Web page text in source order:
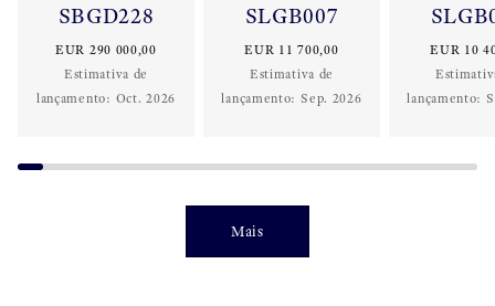
SBGD228
EUR 290 000,00
Estimativa de
lançamento: Oct. 2026
SLGB007
EUR 11 700,00
Estimativa de
lançamento: Sep. 2026
EUR 10
lançamento:
Mais